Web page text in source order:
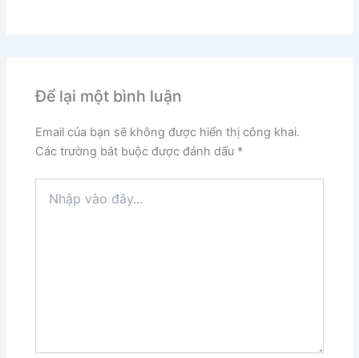
Để lại một bình luận
Email của bạn sẽ không được hiển thị công khai.
Các trường bắt buộc được đánh dấu *
vào